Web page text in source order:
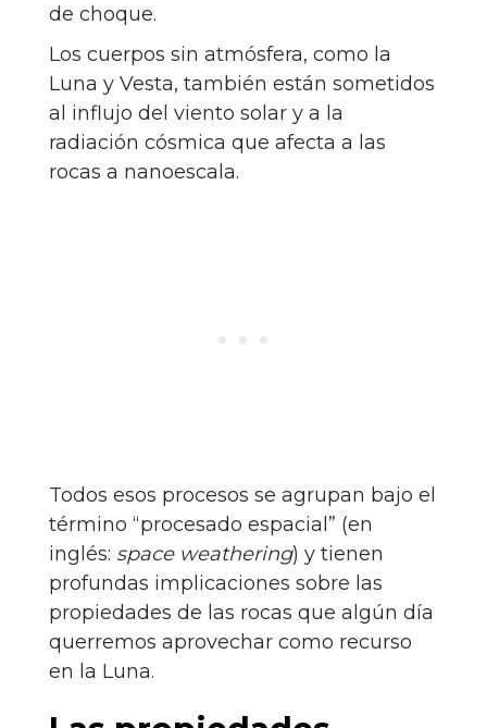
de choque.
Los cuerpos sin atmósfera, como la
Luna y Vesta, también están sometidos
al influjo del viento solar y a la
radiación cósmica que afecta a las
rocas a nanoescala.
Todos esos procesos se agrupan bajo el
término “procesado espacial” (en
inglés: space weathering) y tienen
profundas implicaciones sobre las
propiedades de las rocas que algún día
querremos aprovechar como recurso
en la Luna.